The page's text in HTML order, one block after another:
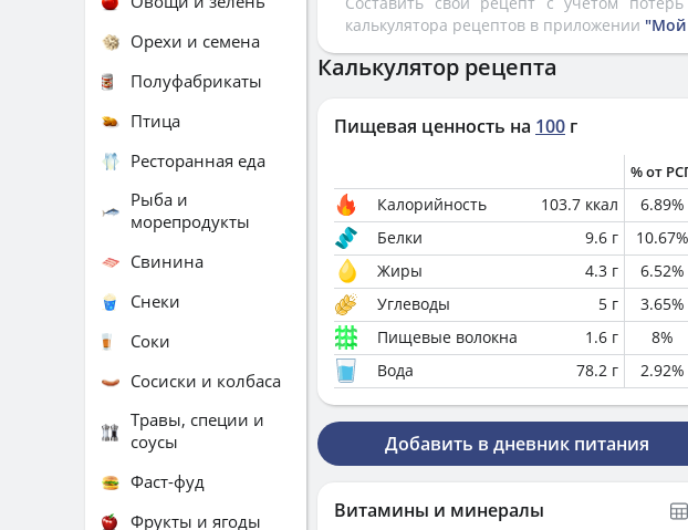
калькулятора рецептов в приложении "Мой
Калькулятор рецепта
Пищевая ценность на 100 г
% от
Калорийность 103.7 ккал 6.89%
Белки
9.6 г 10.67%
Жиры
4.3 г 6.52%
Углеводы
5 г 3.65%
Пищевые волокна
1.6 г 8%
Вода
78.2 г 2.92%
Добавить в дневник питания
Витамины и минералы
Орехи и семена
Полуфабрикаты
Птица
Ресторанная еда
Рыба и
морепродукты
Свинина
Снеки
Соки
Сосиски и колбаса
Травы, специи и
соусы
Фаст-фуд
Фрукты и ягоды